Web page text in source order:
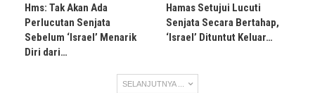
Hms: Tak Akan Ada
Perlucutan Senjata
Sebelum ‘Israel’ Menarik
Diri dari…
Hamas Setujui Lucuti
Senjata Secara Bertahap,
‘Israel’ Dituntut Keluar…
SELANJUTNYA ...